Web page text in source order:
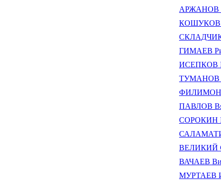
АРЖАНОВ
КОШУКОВ
ГИМАЕВ
ИСЕПКОВ
ТУМАНОВ
ПАВЛОВ
СОРОКИН
ВЕЛИКИЙ
ВАЧАЕВ
МУРТАЕВ